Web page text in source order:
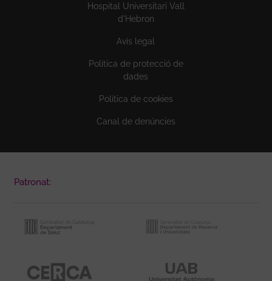
Hospital Universitari Vall
d'Hebron
Avís legal
Política de protecció de
dades
Política de cookies
Canal de denúncies
Patronat: